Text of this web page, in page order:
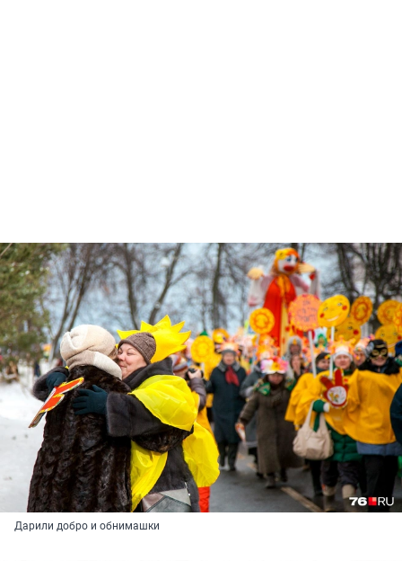
Дарили добро и обнимашки